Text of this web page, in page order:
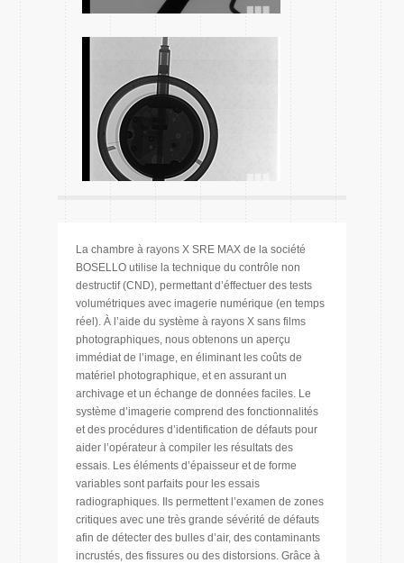
La chambre à rayons X SRE MAX de la société
BOSELLO utilise la technique du contrôle non
destructif (CND), permettant d’éffectuer des tests
volumétriques avec imagerie numérique (en temps
réel). À l’aide du système à rayons X sans films
photographiques, nous obtenons un aperçu
immédiat de l’image, en éliminant les coûts de
matériel photographique, et en assurant un
archivage et un échange de données faciles. Le
système d’imagerie comprend des fonctionnalités
et des procédures d’identification de défauts pour
aider l’opérateur à compiler les résultats des
essais. Les éléments d’épaisseur et de forme
variables sont parfaits pour les essais
radiographiques. Ils permettent l’examen de zones
critiques avec une très grande sévérité de défauts
afin de détecter des bulles d’air, des contaminants
incrustés, des fissures ou des distorsions. Grâce à